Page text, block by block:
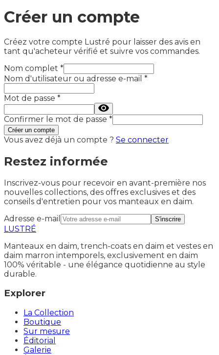
Créer un compte
Créez votre compte Lustré pour laisser des avis en
tant qu'acheteur vérifié et suivre vos commandes.
Nom complet *
Nom d'utilisateur ou adresse e-mail *
Mot de passe *
Confirmer le mot de passe *
Créer un compte
Vous avez déjà un compte ? Se connecter
Restez informée
Inscrivez-vous pour recevoir en avant-première nos
nouvelles collections, des offres exclusives et des
conseils d'entretien pour vos manteaux en daim.
Adresse e-mail
S'inscrire
LUSTRÉ
Manteaux en daim, trench-coats en daim et vestes en
daim marron intemporels, exclusivement en daim
100% véritable - une élégance quotidienne au style
durable.
Explorer
La Collection
Boutique
Sur mesure
Éditorial
Galerie